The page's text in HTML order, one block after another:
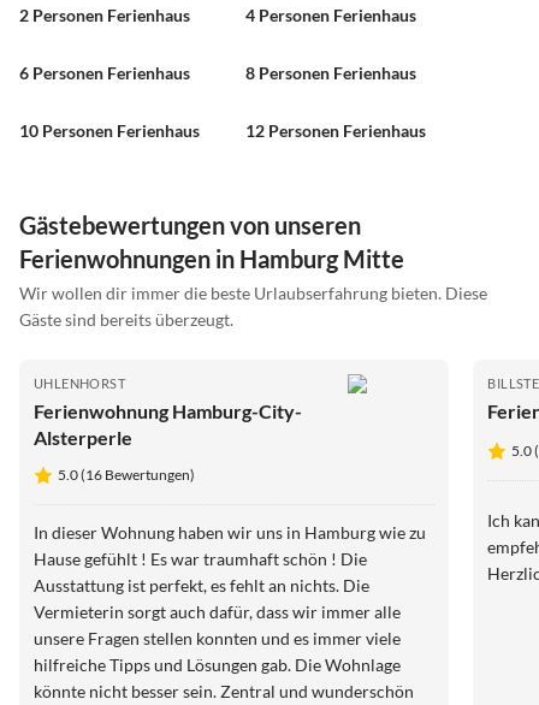
2 Personen Ferienhaus 4 Personen Ferienhaus
6 Personen Ferienhaus 8 Personen Ferienhaus
10 Personen Ferienhaus 12 Personen Ferienhaus
Gästebewertungen von unseren
Ferienwohnungen in Hamburg Mitte
Wir wollen dir immer die beste Urlaubserfahrung bieten. Diese
Gäste sind bereits überzeugt.
UHLENHORST
Ferienwohnung Hamburg-City-
Alsterperle
5.0 (16 Bewertungen)
In dieser Wohnung haben wir uns in Hamburg wie zu
Hause gefühlt ! Es war traumhaft schön ! Die
Ausstattung ist perfekt, es fehlt an nichts. Die
Vermieterin sorgt auch dafür, dass wir immer alle
unsere Fragen stellen konnten und es immer viele
hilfreiche Tipps und Lösungen gab. Die Wohnlage
könnte nicht besser sein. Zentral und wunderschön
5.0
Ich